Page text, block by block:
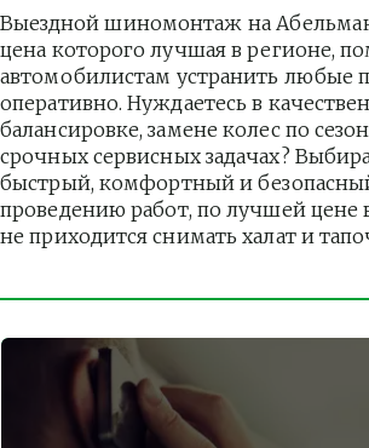
Выездной шиномонтаж на
цена которого лучшая в регионе,
автомобилистам устранить любые
оперативно. Нуждаетесь в
балансировке, замене колес по
срочных сервисных задачах?
быстрый, комфортный и
проведению работ, по лучшей цене
не приходится снимать халат и